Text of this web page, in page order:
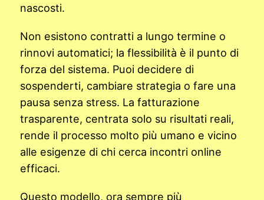
nascosti.
Non esistono contratti a lungo termine o
rinnovi automatici; la flessibilità è il punto di
forza del sistema. Puoi decidere di
sospenderti, cambiare strategia o fare una
pausa senza stress. La fatturazione
trasparente, centrata solo su risultati reali,
rende il processo molto più umano e vicino
alle esigenze di chi cerca incontri online
efficaci.
Questo modello, ora sempre più